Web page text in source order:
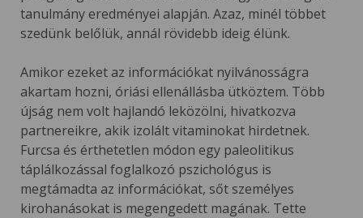
tanulmány eredményei alapján. Azaz, minél többet
szedünk belőlük, annál rövidebb ideig élünk.
Amikor ezeket az információkat nyilvánosságra
akartam hozni, óriási ellenállásba ütköztem. Több
újság nem volt hajlandó leközölni, hivatkozva
partnereikre, akik izolált vitaminokat hirdetnek.
Furcsa és érthetetlen módon egy paleolitikus
táplálkozással foglalkozó pszichológus is
megtámadta az információkat, sőt személyes
kirohanásokat is megengedett magának. Tette